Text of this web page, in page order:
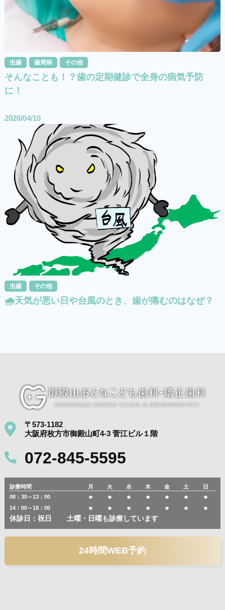
虫歯 歯周病 その他
そんなことも！？歯の定期健診で全身の病気予防
に！
2026/04/10
虫歯 その他
🌧️天気が悪い日や台風のとき、歯が痛むのはなぜ？
〒573-1182
大阪府枚方市御殿山町4-3 菅江ビル１階
072-845-5595
診療時間 月 火 水 木 金 土
日
08：30～13：00
● ● ● ● ● ● ●
14：00～18：00 ● ● ● ● ● ● ●
休診日：祝日 土曜・日曜も診療しています
24時間WEB予約